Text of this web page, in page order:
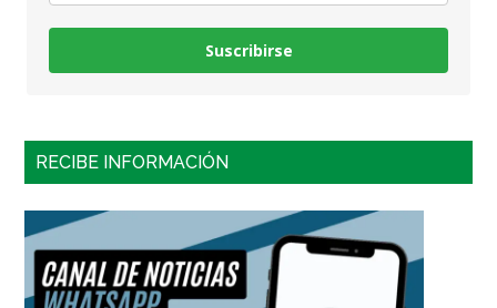
Suscribirse
RECIBE INFORMACIÓN